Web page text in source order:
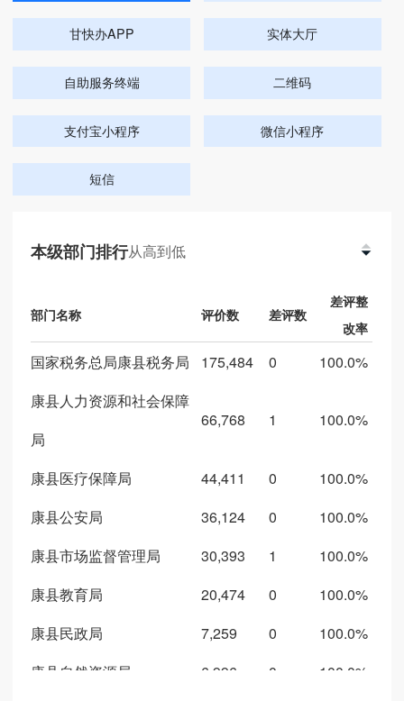
甘快办APP 实体大厅
自助服务终端 二维码
支付宝小程序 微信小程序
短信
本级部门排行从高到低
部门名称 评价数 差评数
差评整
改率
国家税务总局康县税务局 175,484 0
100.0%
康县人力资源和社会保障
局
66,768 1 100.0%
康县医疗保障局 44,411 0
100.0%
康县公安局
36,124 0
100.0%
康县市场监督管理局
30,393 1
100.0%
康县教育局
20,474 0
100.0%
康县民政局
7,259 0
100.0%
康县自然资源局
6,996 0
100.0%